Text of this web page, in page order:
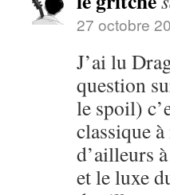
27 octobre
J’ai lu
question
le spoil)
classique
d’ailleurs
et le luxe